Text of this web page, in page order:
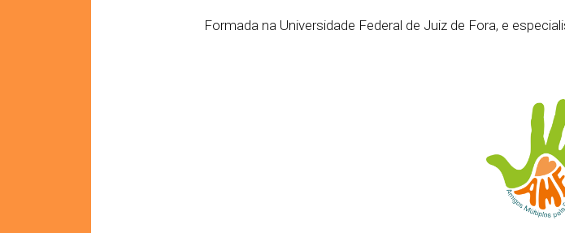
Formada na Universidade Federal de Juiz de Fora, e